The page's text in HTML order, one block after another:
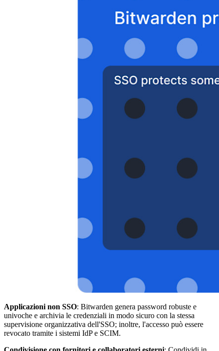
Applicazioni non SSO: Bitwarden genera password robuste e
univoche e archivia le credenziali in modo sicuro con la stessa
supervisione organizzativa dell'SSO; inoltre, l'accesso può essere
revocato tramite i sistemi IdP e SCIM.